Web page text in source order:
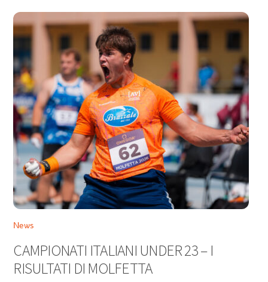
News
CAMPIONATI ITALIANI UNDER 23 – I
RISULTATI DI MOLFETTA